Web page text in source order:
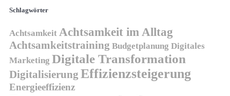
Schlagwörter
Achtsamkeit Achtsamkeit im Alltag
Achtsamkeitstraining Budgetplanung Digitales
Marketing Digitale Transformation
Digitalisierung Effizienzsteigerung
Energieeffizienz